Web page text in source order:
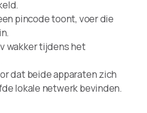
pincode toont, voer die
wakker tijdens het
dat beide apparaten zich
lokale netwerk bevinden.